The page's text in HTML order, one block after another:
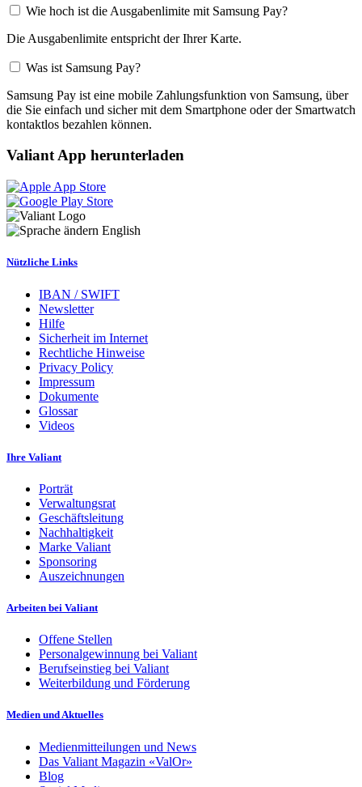
Wie hoch ist die Ausgabenlimite mit Samsung Pay?
Die Ausgabenlimite entspricht der Ihrer Karte.
Was ist Samsung Pay?
Samsung Pay ist eine mobile Zahlungsfunktion von Samsung, über
die Sie einfach und sicher mit dem Smartphone oder der Smartwatch
kontaktlos bezahlen können.
Valiant App herunterladen
English
Nützliche Links
IBAN / SWIFT
Newsletter
Hilfe
Sicherheit im Internet
Rechtliche Hinweise
Privacy Policy
Impressum
Dokumente
Glossar
Videos
Ihre Valiant
Porträt
Verwaltungsrat
Geschäftsleitung
Nachhaltigkeit
Marke Valiant
Sponsoring
Auszeichnungen
Arbeiten bei Valiant
Offene Stellen
Personalgewinnung bei Valiant
Berufseinstieg bei Valiant
Weiterbildung und Förderung
Medien und Aktuelles
Medienmitteilungen und News
Das Valiant Magazin «ValOr»
Blog